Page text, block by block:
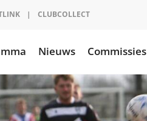
| CLUBCOLLECT
Nieuws Commissies